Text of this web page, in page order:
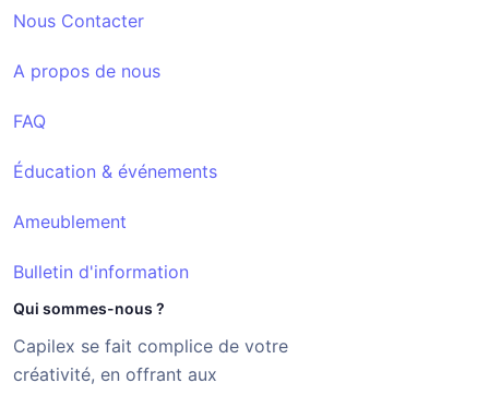
Nous Contacter
A propos de nous
FAQ
Éducation & événements
Ameublement
Bulletin d'information
Qui sommes-nous ?
Capilex se fait complice de votre
créativité, en offrant aux